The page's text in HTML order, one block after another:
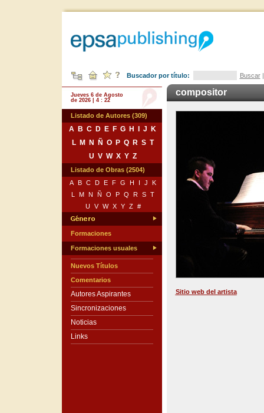
Buscador por título: Buscar
Jueves 6 de Agosto
de 2026 | 4 : 22
Listado de Autores (309)
A B C D E F G H J
K
L
M N Ñ O P Q R S T
U V W X Y Z
Listado de Obras (2504)
A
B C D E F G H I J
K
L
M N Ñ O P Q R S T
U
V W X Y Z #
Formaciones
Formaciones usuales
Nuevos Títulos
Comentarios
Autores Aspirantes
Sincronizaciones
Noticias
Links
compositor
Sitio web del artista